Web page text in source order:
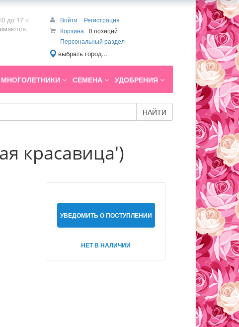
до 17 ч
Войти
Регистрация
Корзина
0 позиций
Персональный раздел
выбрать город...
МНОГОЛЕТНИКИ СЕМЕНА УДОБРЕНИЯ
НАЙТИ
красавица')
УВЕДОМИТЬ О ПОСТУПЛЕНИИ
НЕТ В НАЛИЧИИ